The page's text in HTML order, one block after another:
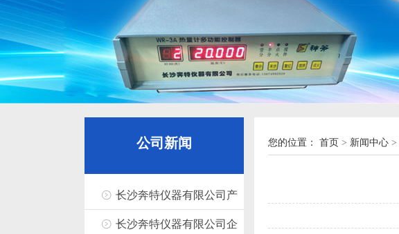
公司新闻
长沙奔特仪器有限公司产
品优势分析
长沙奔特仪器有限公司企
您的位置： 首页 > 新闻中心 >